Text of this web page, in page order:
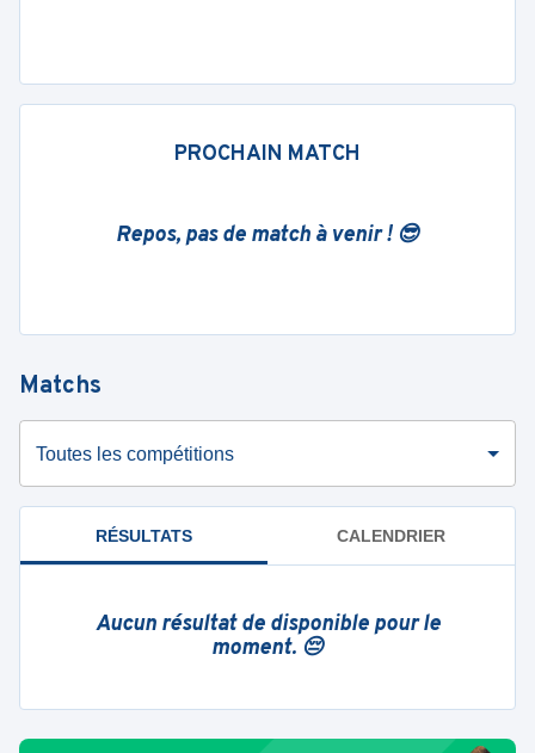
PROCHAIN MATCH
Repos, pas de match à venir ! 😎
Matchs
Toutes les compétitions
RÉSULTATS CALENDRIER
Aucun résultat de disponible pour le
moment. 😔